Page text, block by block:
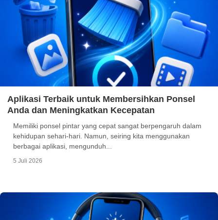
Aplikasi Terbaik untuk Membersihkan Ponsel
Anda dan Meningkatkan Kecepatan
Memiliki ponsel pintar yang cepat sangat berpengaruh dalam
kehidupan sehari-hari. Namun, seiring kita menggunakan
berbagai aplikasi, mengunduh...
5 Juli 2026